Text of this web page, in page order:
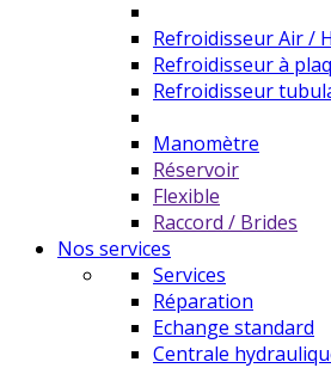
Refroidisseur Air /
Refroidisseur à
Refroidisseur
Manomètre
Réservoir
Flexible
Raccord / Brides
Nos services
Services
Réparation
Echange standard
Centrale